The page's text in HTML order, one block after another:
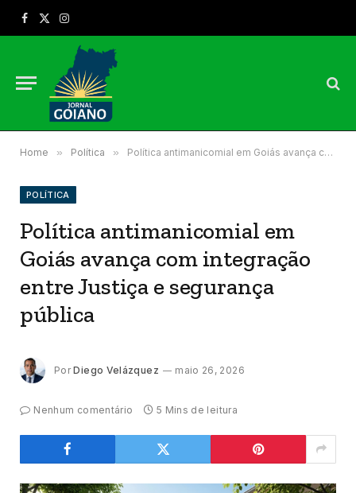
Facebook
X
Instagram
Home » Política » Política antimanicomial em Goiás avança com integração entre Justiça e segurança pública
POLÍTICA
Política antimanicomial em
Goiás avança com integração
entre Justiça e segurança
pública
Por Diego Velázquez maio 26, 2026
Nenhum comentário 5 Mins de leitura